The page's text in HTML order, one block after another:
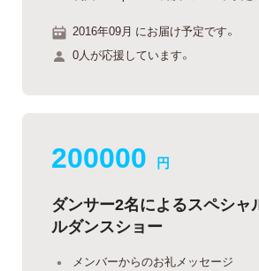
2016年09月 にお届け予定です。
0人が応援しています。
200000 円
ダンサー2名によるスペシャ
ルダンスショー
メンバーからのお礼メッセージ